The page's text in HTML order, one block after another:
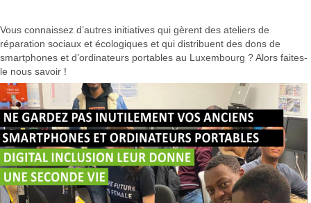
Vous connaissez d’autres initiatives qui gèrent des ateliers de
réparation sociaux et écologiques et qui distribuent des dons de
smartphones et d’ordinateurs portables au Luxembourg ? Alors faites-
le nous savoir !